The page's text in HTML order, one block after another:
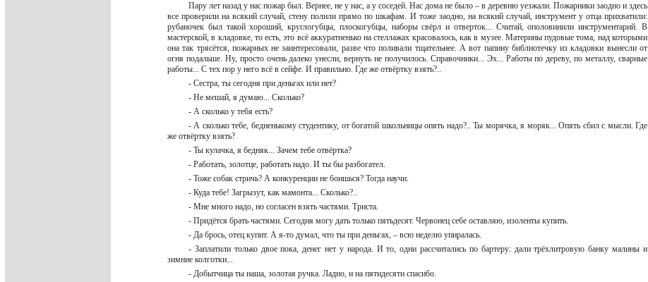
Пару лет назад у нас пожар был. Вернее, не у нас, а у соседей. Нас дома не было – в деревню уезжали. Пожарники заодно и здесь
все проверили на всякий случай, стену полили прямо по шкафам. И тоже заодно, на всякий случай, инструмент у отца прихватили:
рубаночек был такой хороший, круглогубцы, плоскогубцы, наборы свёрл и отверток... Считай, ополовинили инструментарий. В
мастерской, в кладовке, то есть, это всё аккуратненько на стеллажах красовалось, как в музее. Материны пудовые тома, над которыми
она так трясётся, пожарных не заинтересовали, разве что поливали тщательнее. А вот папину библиотечку из кладовки вынесли от
огня подальше. Ну, просто очень далеко унесли, вернуть не получилось. Справочники... Эх... Работы по дереву, по металлу, сварные
работы... С тех пор у него всё в сейфе. И правильно. Где же отвёртку взять?..
- Сестра, ты сегодня при деньгах или нет?
- Не мешай, я думаю... Сколько?
- А сколько у тебя есть?
- А сколько тебе, бедненькому студентику, от богатой школьницы опять надо?.. Ты морячка, я моряк... Опять сбил с мысли. Где
же отвёртку взять?
- Ты кулачка, я бедняк... Зачем тебе отвёртка?
- Работать, золотце, работать надо. И ты бы разбогател.
- Тоже собак стричь? А конкуренции не боишься? Тогда научи.
- Куда тебе! Загрызут, как мамонта... Сколько?..
- Мне много надо, но согласен взять частями. Триста.
- Придётся брать частями. Сегодня могу дать только пятьдесят. Червонец себе оставляю, изоленты купить.
- Да брось, отец купит. А я-то думал, что ты при деньгах, – всю неделю упиралась.
- Заплатили только двое пока, денег нет у народа. И то, одни рассчитались по бартеру: дали трёхлитровую банку малины и
зимние колготки...
- Добытчица ты наша, золотая ручка. Ладно, и на пятидесяти спасибо.